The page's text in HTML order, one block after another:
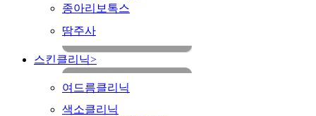
종아리보톡스
땀주사
스킨클리닉>
여드름클리닉
색소클리닉